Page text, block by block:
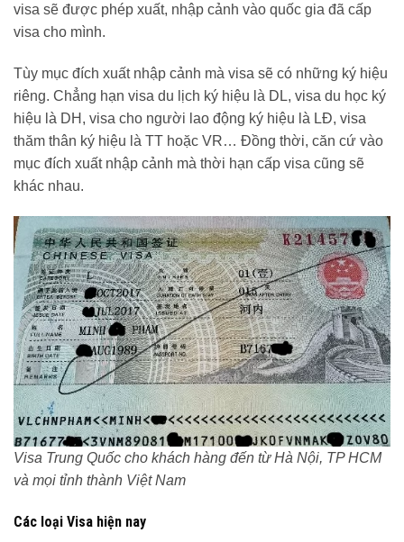
visa sẽ được phép xuất, nhập cảnh vào quốc gia đã cấp
visa cho mình.
Tùy mục đích xuất nhập cảnh mà visa sẽ có những ký hiệu
riêng. Chẳng hạn visa du lịch ký hiệu là DL, visa du học ký
hiệu là DH, visa cho người lao động ký hiệu là LĐ, visa
thăm thân ký hiệu là TT hoặc VR… Đồng thời, căn cứ vào
mục đích xuất nhập cảnh mà thời hạn cấp visa cũng sẽ
khác nhau.
Visa Trung Quốc cho khách hàng đến từ Hà Nội, TP HCM
và mọi tỉnh thành Việt Nam
Các loại Visa hiện nay